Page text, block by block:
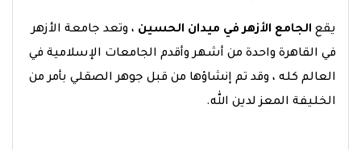
يقع الجامع الأزهر في ميدان الحسين ، وتعد جامعة الأزهر
في القاهرة واحدة من أشهر وأقدم الجامعات الإسلامية في
العالم كله ، وقد تم إنشاؤها من قبل جوهر الصقلي بأمر من
الخليفة المعز لدين الله.